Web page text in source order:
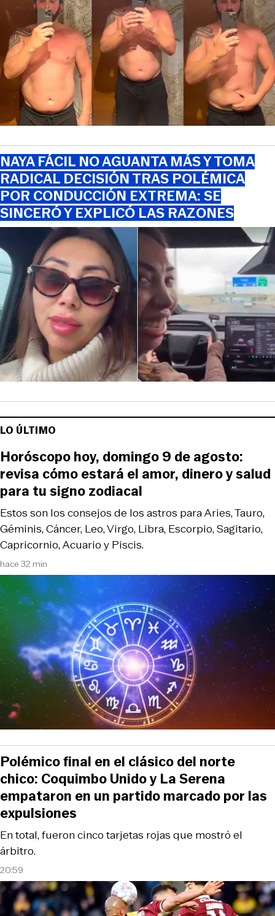
NAYA FÁCIL NO AGUANTA MÁS Y TOMA
RADICAL DECISIÓN TRAS POLÉMICA
POR CONDUCCIÓN EXTREMA: SE
SINCERÓ Y EXPLICÓ LAS RAZONES
LO ÚLTIMO
hace 32 min
Estos son los consejos de los astros para Aries, Tauro,
Géminis, Cáncer, Leo, Virgo, Libra, Escorpio, Sagitario,
Capricornio, Acuario y Piscis.
Horóscopo hoy, domingo 9 de agosto:
revisa cómo estará el amor, dinero y salud
para tu signo zodiacal
20:59
En total, fueron cinco tarjetas rojas que mostró el
árbitro.
Polémico final en el clásico del norte
chico: Coquimbo Unido y La Serena
empataron en un partido marcado por las
expulsiones